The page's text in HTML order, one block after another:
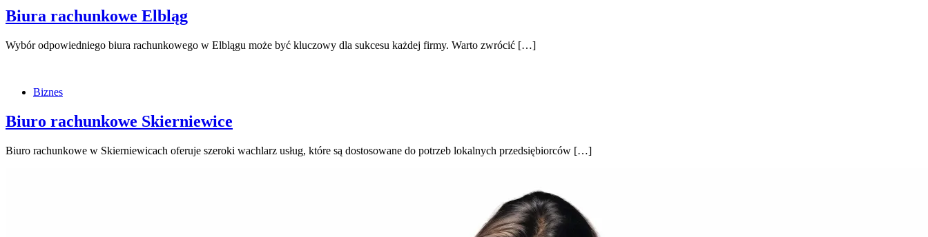
Biura rachunkowe Elbląg
Wybór odpowiedniego biura rachunkowego w Elblągu może być kluczowy dla sukcesu każdej firmy. Warto zwrócić […]
Biznes
Biuro rachunkowe Skierniewice
Biuro rachunkowe w Skierniewicach oferuje szeroki wachlarz usług, które są dostosowane do potrzeb lokalnych przedsiębiorców […]